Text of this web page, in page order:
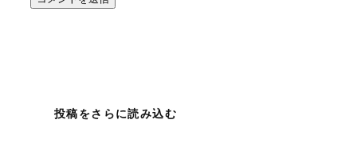
投稿をさらに読み込む